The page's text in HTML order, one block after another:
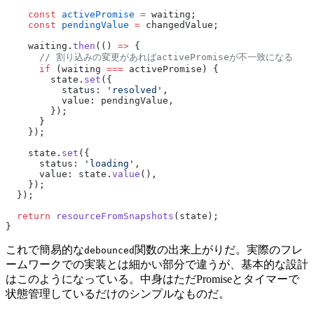
    const
activePromise = waiting;
    const
pendingValue = changedValue;
    waiting.
then (() => {
      // 割り込みの変更があればactivePromiseが不一致になる
      if
(waiting === activePromise) {
        state.
set ({
          status:
'resolved' ,
          value: pendingValue,
        });
      }
    });
    state.
set ({
      status:
'loading' ,
      value: state.
value (),
    });
  });
  return
resourceFromSnapshots (state);
}
これで簡易的なdebounced 関数の出来上がりだ。実際のフレ
ームワークでの実装とは細かい部分で違うが、基本的な設計
はこのようになっている。中身はただPromiseとタイマーで
状態管理しているだけのシンプルなものだ。